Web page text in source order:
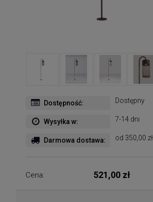
Dostępność: Dostępny
Wysyłka w: 7-14 dni
Darmowa dostawa: od 350,00 zł
Cena: 521,00 zł